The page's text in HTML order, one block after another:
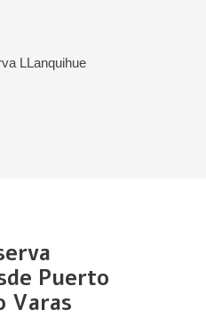
LLanquihue
Puerto
Varas